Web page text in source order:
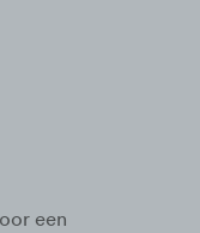
een